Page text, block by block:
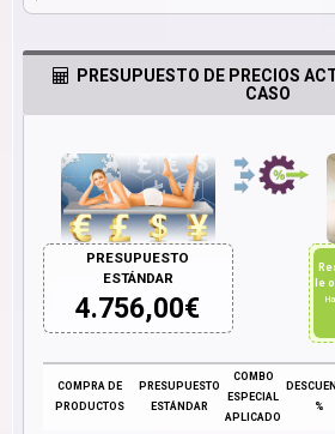
PRESUPUESTO DE PRECIOS
CASO
PRESUPUESTO
ESTÁNDAR
4.756,00€
le
COMPRA DE
PRODUCTOS
PRESUPUESTO
ESTÁNDAR
COMBO
ESPECIAL
APLICADO
%